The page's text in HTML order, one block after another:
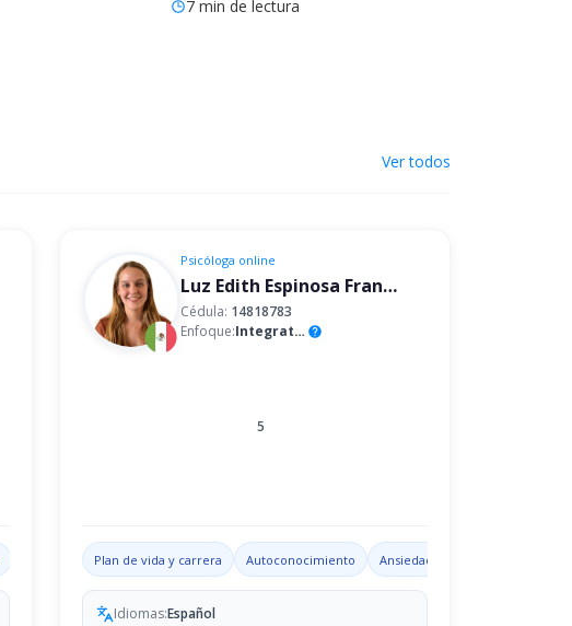
7min de lectura
Ver todos
Problemas familiares
Psicóloga online
Luz Edith Espinosa Franco
Cédula: 14818783
Enfoque:
Integrativo help
5
Plan de vida y carrera Autoconocimiento Ansiedad
Idiomas:Español